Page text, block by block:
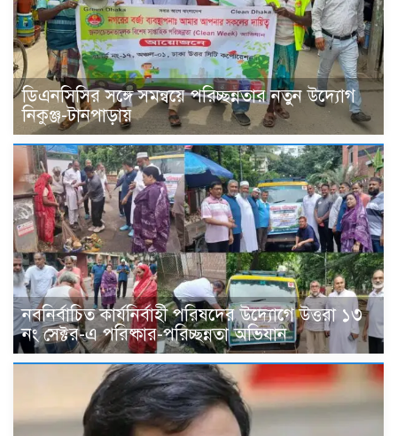
ডিএনসিসির সঙ্গে সমন্বয়ে পরিচ্ছন্নতার নতুন উদ্যোগ
নিকুঞ্জ-টানপাড়ায়
নবনির্বাচিত কার্যনির্বাহী পরিষদের উদ্যোগে উত্তরা ১৩
নং সেক্টর-এ পরিষ্কার-পরিচ্ছন্নতা অভিযান